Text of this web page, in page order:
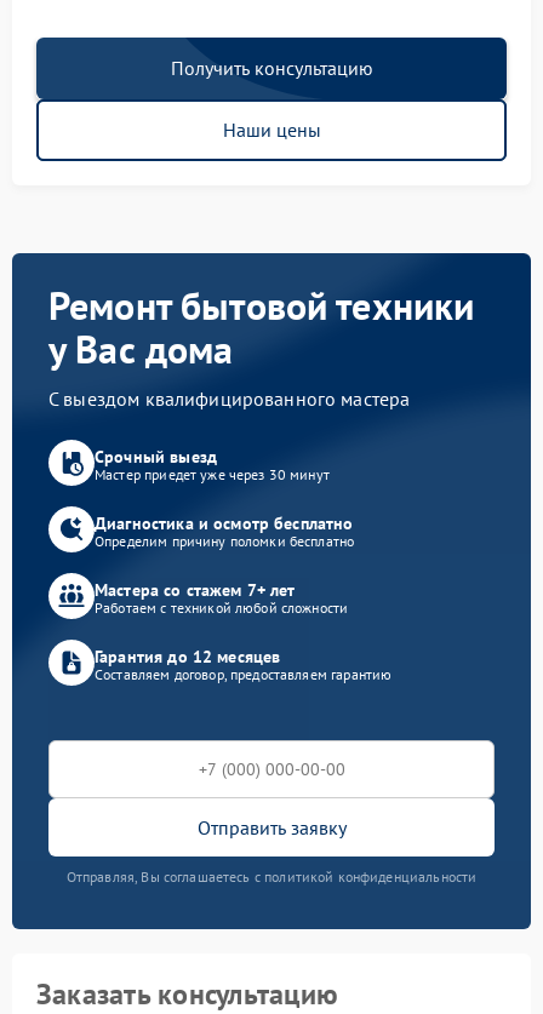
Получить консультацию
Наши цены
Ремонт бытовой техники
у Вас дома
С выездом квалифицированного мастера
Срочный выезд
Мастер приедет уже через 30 минут
Диагностика и осмотр бесплатно
Определим причину поломки бесплатно
Мастера со стажем 7+ лет
Работаем с техникой любой сложности
Гарантия до 12 месяцев
Составляем договор, предоставляем гарантию
Отправить заявку
Отправляя, Вы соглашаетесь с политикой конфиденциальности
Заказать консультацию